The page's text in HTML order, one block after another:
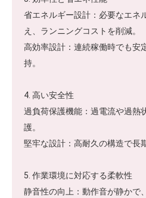
省エネルギー設計：必要なエネ
え、ランニングコストを削減。
高効率設計：連続稼働時でも安
持。
4. 高い安全性
過負荷保護機能：過電流や過熱
護。
堅牢な設計：高耐久の構造で長
5. 作業環境に対応する柔軟性
静音性の向上：動作音が静かで